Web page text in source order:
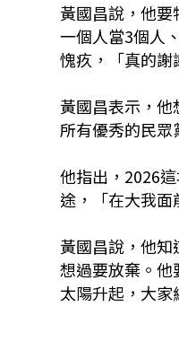
黃國昌說，他
一個人當3個人
愧疚，「真的謝
黃國昌表示，
所有優秀的民眾
他指出，2026
途，「在大我面
黃國昌說，他
想過要放棄。
太陽升起，大